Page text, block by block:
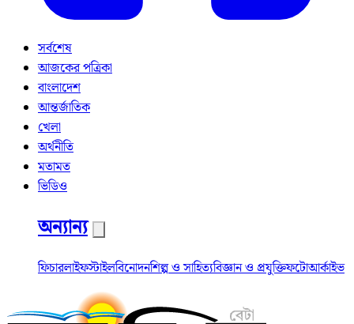
সর্বশেষ
আজকের পত্রিকা
বাংলাদেশ
আন্তর্জাতিক
খেলা
অর্থনীতি
মতামত
ভিডিও
অন্যান্য
ফিচারলাইফস্টাইলবিনোদনশিল্প ও সাহিত্যবিজ্ঞান ও প্রযুক্তিফটোআর্কাইভ